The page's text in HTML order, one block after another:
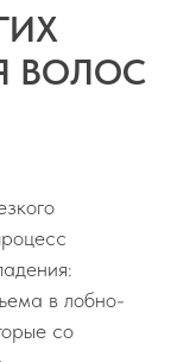
ВОЛОС
в лобно-
со